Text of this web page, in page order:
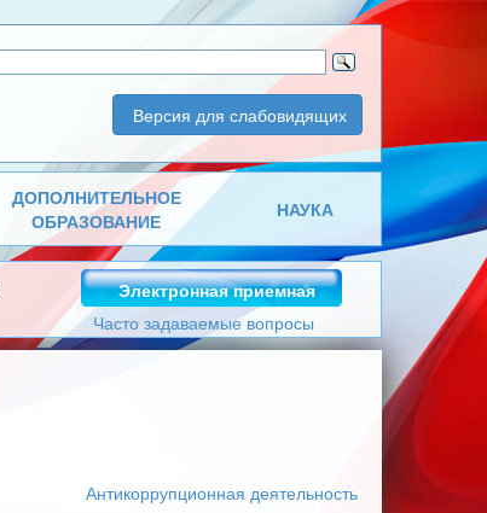
Версия для слабовидящих
ДОПОЛНИТЕЛЬНОЕ
ОБРАЗОВАНИЕ
НАУКА
Электронная приемная
Часто задаваемые вопросы
Антикоррупционная деятельность